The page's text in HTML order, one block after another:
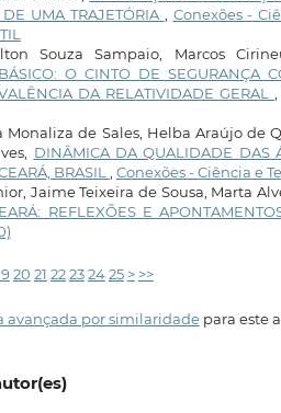
UMA TRAJETÓRIA , Conexões -
Souza Sampaio, Marcos
O CINTO DE SEGURANÇA
DA RELATIVIDADE GERAL,
Monaliza de Sales, Helba Araújo de
DINÂMICA DA QUALIDADE DAS
BRASIL, Conexões - Ciência e
Jaime Teixeira de Sousa, Marta
REFLEXÕES E
20 21 22232425 > >>
avançada por similaridadepara este